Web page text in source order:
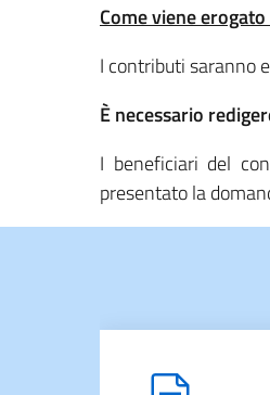
Come viene
I contributi saranno
È necessario
I beneficiari del
presentato la